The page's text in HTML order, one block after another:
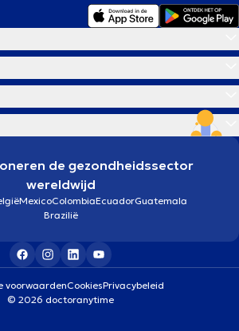
de gezondheidssector
wereldwijd
MexicoColombiaEcuadorGuatemala
Brazilië
voorwaardenCookiesPrivacybeleid
© 2026 doctoranytime